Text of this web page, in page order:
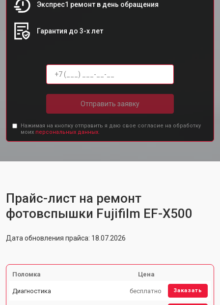
Экспрес1 ремонт в день обращения
Гарантия до 3-х лет
Отправить заявку
Нажимая на кнопку отправить я даю свое согласие на обработку
моих персональных данных.
Прайс-лист на ремонт
фотовспышки Fujifilm EF-X500
Дата обновления прайса: 18.07.2026
Поломка Цена
Диагностика бесплатно Заказать